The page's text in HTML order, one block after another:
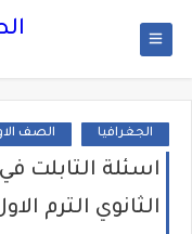
الجغرافيا الصف
اسئلة التابلت